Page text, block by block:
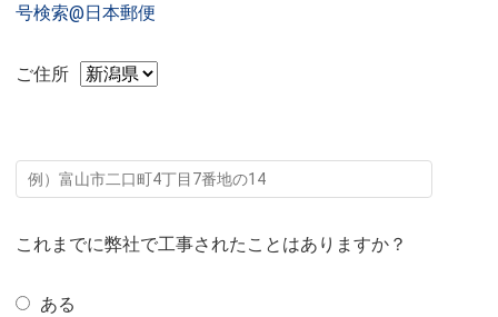
号検索@日本郵便
ご住所
これまでに弊社で工事されたことはありますか？
ある